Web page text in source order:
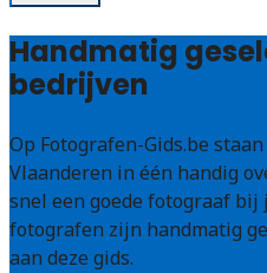
Handmatig
bedrijven
Op Fotografen-Gids.be
Vlaanderen in één handig
snel een goede fotograaf
fotografen zijn handmatig
aan deze gids.